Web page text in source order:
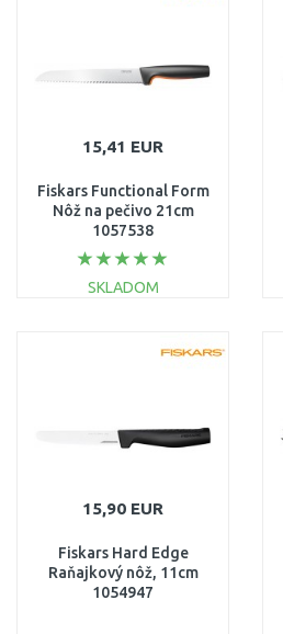
15,41 EUR
Fiskars Functional Form
Nôž na pečivo 21cm
1057538
SKLADOM
15,90 EUR
Fiskars Hard Edge
Raňajkový nôž, 11cm
1054947